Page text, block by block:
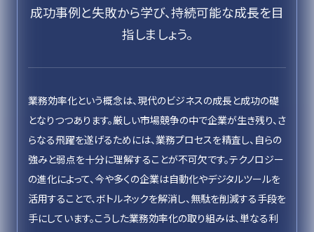
成功事例と失敗から学び、持続可能な成長を目
指しましょう。
業務効率化という概念は、現代のビジネスの成長と成功の礎
となりつつあります。厳しい市場競争の中で企業が生き残り、さ
らなる飛躍を遂げるためには、業務プロセスを精査し、自らの
強みと弱点を十分に理解することが不可欠です。テクノロジー
の進化によって、今や多くの企業は自動化やデジタルツールを
活用することで、ボトルネックを解消し、無駄を削減する手段を
手にしています。こうした業務効率化の取り組みは、単なる利